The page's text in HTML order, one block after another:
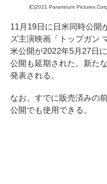
(C)2021 Paramount Pictures
11月19日に日米同時公開
ズ主演映画「トップガン
米公開が2022年5月27日
公開も延期された。新た
発表される。
なお、すでに販売済みの
公開でも使用できる。